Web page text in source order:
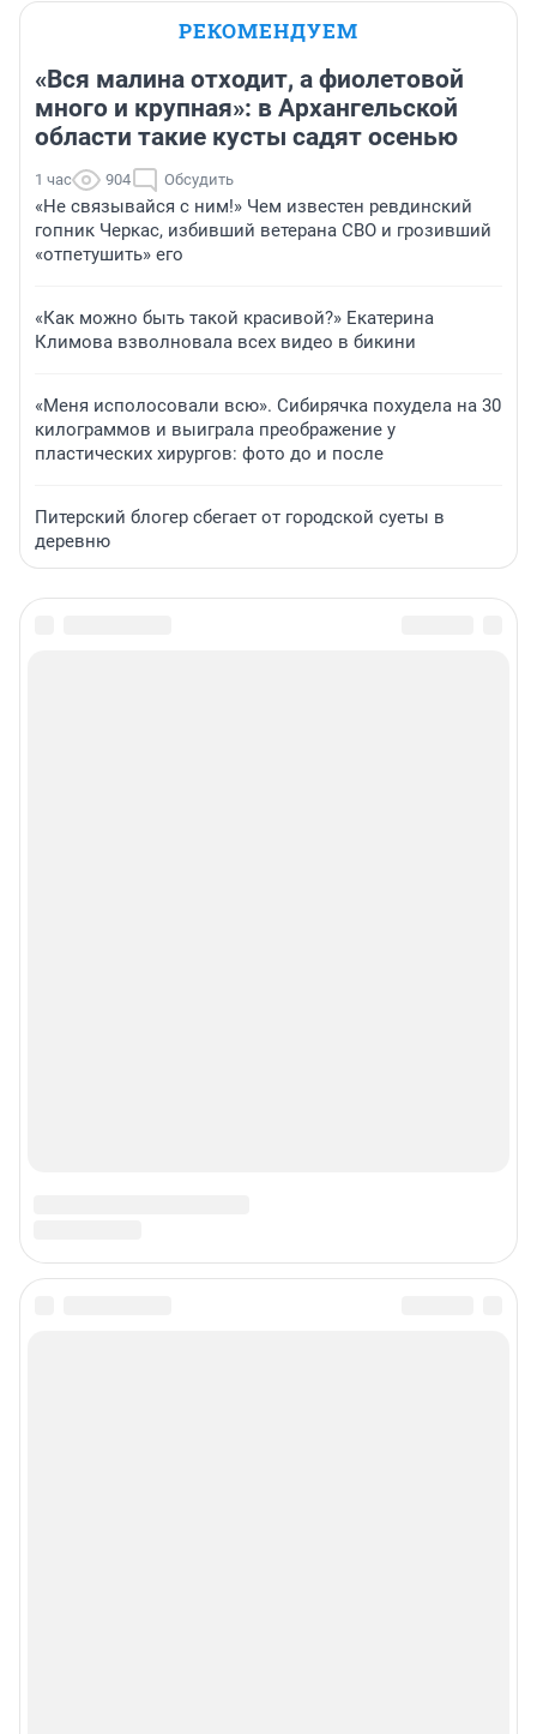
РЕКОМЕНДУЕМ
«Вся малина отходит, а фиолетовой
много и крупная»: в Архангельской
области такие кусты садят осенью
1 час 904 Обсудить
«Не связывайся с ним!» Чем известен ревдинский
гопник Черкас, избивший ветерана СВО и грозивший
«отпетушить» его
«Как можно быть такой красивой?» Екатерина
Климова взволновала всех видео в бикини
«Меня исполосовали всю». Сибирячка похудела на 30
килограммов и выиграла преображение у
пластических хирургов: фото до и после
Питерский блогер сбегает от городской суеты в
деревню